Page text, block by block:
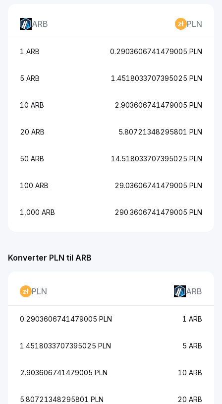
ARB PLN
1 ARB 0.2903606741479005 PLN
5 ARB 1.4518033707395025 PLN
10 ARB 2.903606741479005 PLN
20 ARB 5.80721348295801 PLN
50 ARB 14.518033707395025 PLN
100 ARB 29.03606741479005 PLN
1,000 ARB 290.3606741479005 PLN
Konverter PLN til ARB
PLN ARB
0.2903606741479005 PLN 1 ARB
1.4518033707395025 PLN 5 ARB
2.903606741479005 PLN 10 ARB
5.80721348295801 PLN 20 ARB